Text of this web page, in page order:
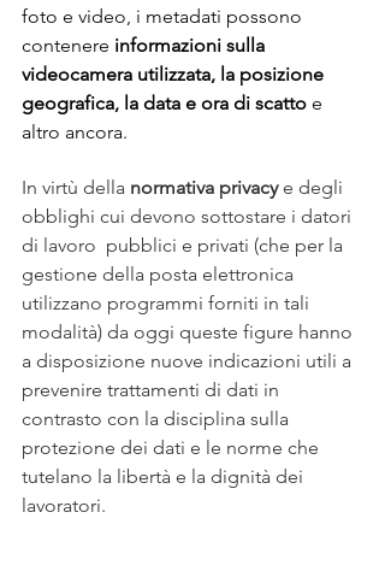
foto e video, i metadati possono
contenere informazioni sulla
videocamera utilizzata, la posizione
geografica, la data e ora di scatto e
altro ancora.
In virtù della normativa privacy e degli
obblighi cui devono sottostare i datori
di lavoro  pubblici e privati (che per la
gestione della posta elettronica
utilizzano programmi forniti in tali
modalità) da oggi queste figure hanno
a disposizione nuove indicazioni utili a
prevenire trattamenti di dati in
contrasto con la disciplina sulla
protezione dei dati e le norme che
tutelano la libertà e la dignità dei
lavoratori.